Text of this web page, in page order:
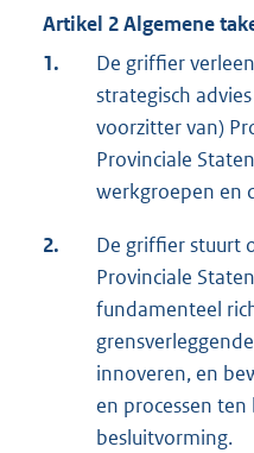
Artikel 2 Algemene
1.
De griffier
strategisch
voorzitter van)
Provinciale
werkgroepen en
2.
De griffier stuurt
Provinciale
fundamenteel
innoveren, en
en processen
besluitvorming.